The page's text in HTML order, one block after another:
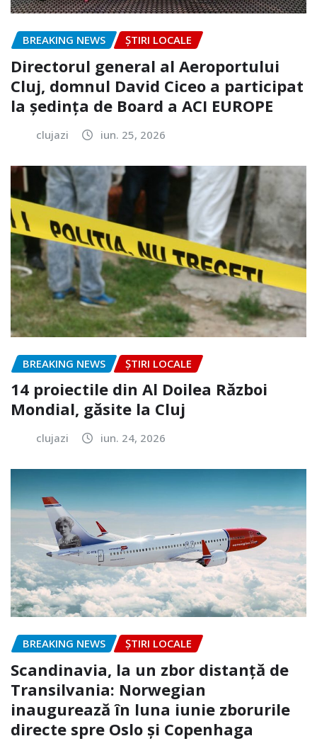
BREAKING NEWS ȘTIRI LOCALE
Directorul general al Aeroportului
Cluj, domnul David Ciceo a participat
la ședința de Board a ACI EUROPE
clujazi iun. 25, 2026
BREAKING NEWS ȘTIRI LOCALE
14 proiectile din Al Doilea Război
Mondial, găsite la Cluj
clujazi iun. 24, 2026
BREAKING NEWS ȘTIRI LOCALE
Scandinavia, la un zbor distanță de
Transilvania: Norwegian
inaugurează în luna iunie zborurile
directe spre Oslo și Copenhaga